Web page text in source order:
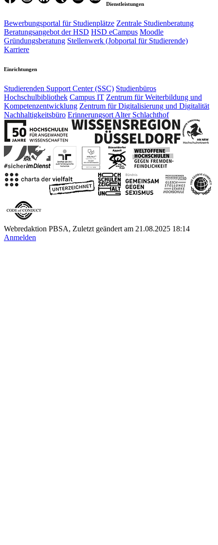
Dienstleistungen
Bewerbungsportal für Studienplätze Zentrale Studienberatung
Beratungsangebot der HSD HSD eCampus Moodle
Gründungsberatung Stellenwerk (Jobportal für Studierende)
Karriere
Einrichtungen
Studierenden Support Center (SSC) Studienbüros
Hochschulbibliothek Campus IT Zentrum für Weiterbildung und
Kompetenzentwicklung Zentrum für Digitalisierung und Digitalität
Nachhaltigkeitsbüro Erinnerungsort Alter Schlachthof
Webredaktion PBSA, Zuletzt geändert am 21.08.2025 18:14
Anmelden